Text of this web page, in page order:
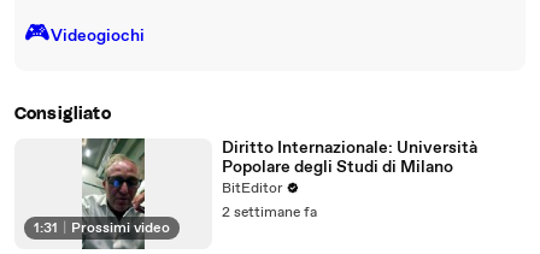
🎮️Videogiochi
Consigliato
1:31 Prossimi video
Diritto Internazionale: Università
Popolare degli Studi di Milano
BitEditor
2 settimane fa